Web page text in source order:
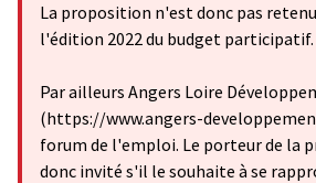
La proposition n'est donc pas
l'édition 2022 du budget participatif.
Par ailleurs Angers Loire
(https://www.angers-
forum de l'emploi. Le porteur de la
donc invité s'il le souhaite à se